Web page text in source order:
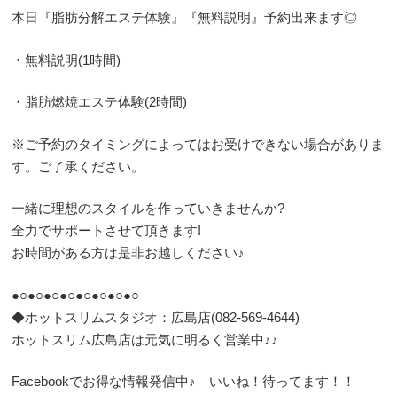
本日『脂肪分解エステ体験』『無料説明』予約出来ます◎
・無料説明(1時間)
・脂肪燃焼エステ体験(2時間)
※ご予約のタイミングによってはお受けできない場合がありま
す。ご了承ください。
一緒に理想のスタイルを作っていきませんか?
全力でサポートさせて頂きます!
お時間がある方は是非お越しください♪
●○●○●○●○●○●○●○●○
◆ホットスリムスタジオ：広島店(082-569-4644)
ホットスリム広島店は元気に明るく営業中♪♪
Facebookでお得な情報発信中♪ いいね！待ってます！！